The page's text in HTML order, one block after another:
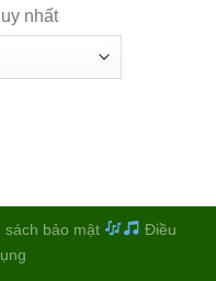
nhất
sách bảo mật
Điều